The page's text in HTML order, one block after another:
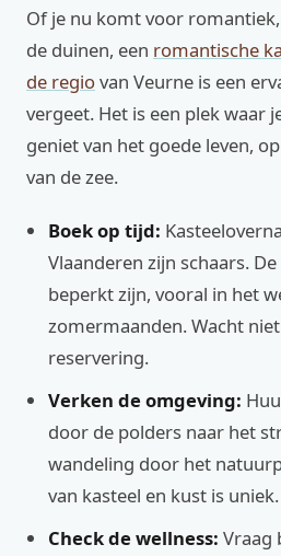
Of je nu komt voor
de duinen, een romantische
de regiovan Veurne is een
vergeet. Het is een plek waar
geniet van het goede leven,
van de zee.
Boek op tijd:
Vlaanderen zijn schaars.
beperkt zijn, vooral in het
zomermaanden. Wacht
reservering.
Verken de omgeving:
door de polders naar het
wandeling door het
van kasteel en kust is uniek.
Check de wellness: Vraag